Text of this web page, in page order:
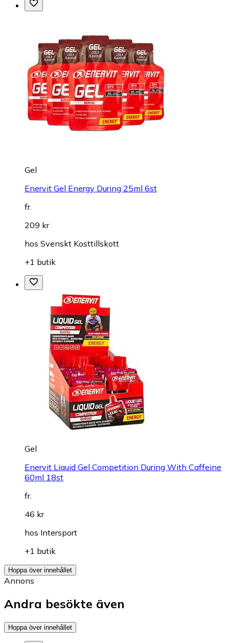
Gel
Enervit Gel Energy During 25ml 6st
fr.
209 kr
hos Svenskt Kosttillskott
+1 butik
Gel
Enervit Liquid Gel Competition During With Caffeine
60ml 18st
fr.
46 kr
hos Intersport
+1 butik
Hoppa över innehållet
Annons
Andra besökte även
Hoppa över innehållet